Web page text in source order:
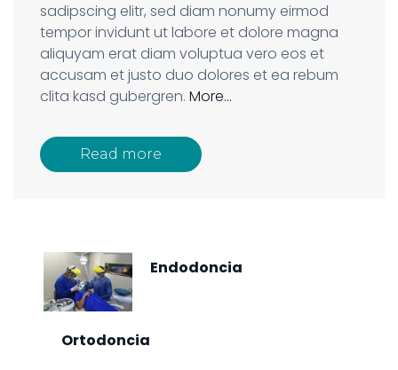
sadipscing elitr, sed diam nonumy eirmod
tempor invidunt ut labore et dolore magna
aliquyam erat diam voluptua vero eos et
accusam et justo duo dolores et ea rebum
clita kasd gubergren. More…
Read more
Endodoncia
Ortodoncia